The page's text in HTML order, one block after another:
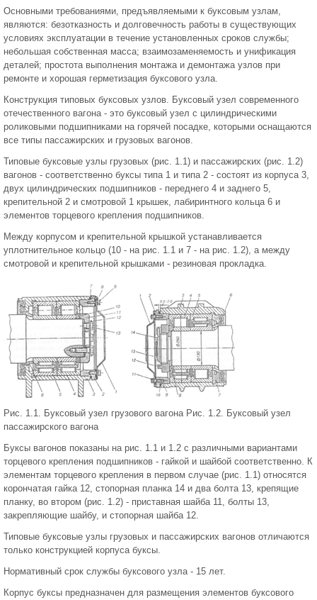
Основными требованиями, предъявляемыми к буксовым узлам,
являются: безотказность и долговечность работы в существующих
условиях эксплуатации в течение установленных сроков службы;
небольшая собственная масса; взаимозаменяемость и унификация
деталей; простота выполнения монтажа и демонтажа узлов при
ремонте и хорошая герметизация буксового узла.
Конструкция типовых буксовых узлов. Буксовый узел современного
отечественного вагона - это буксовый узел с цилиндрическими
роликовыми подшипниками на горячей посадке, которыми оснащаются
все типы пассажирских и грузовых вагонов.
Типовые буксовые узлы грузовых (рис. 1.1) и пассажирских (рис. 1.2)
вагонов - соответственно буксы типа 1 и типа 2 - состоят из корпуса 3,
двух цилиндрических подшипников - переднего 4 и заднего 5,
крепительной 2 и смотровой 1 крышек, лабиринтного кольца 6 и
элементов торцевого крепления подшипников.
Между корпусом и крепительной крышкой устанавливается
уплотнительное кольцо (10 - на рис. 1.1 и 7 - на рис. 1.2), а между
смотровой и крепительной крышками - резиновая прокладка.
Рис. 1.1. Буксовый узел грузового вагона Рис. 1.2. Буксовый узел
пассажирского вагона
Буксы вагонов показаны на рис. 1.1 и 1.2 с различными вариантами
торцевого крепления подшипников - гайкой и шайбой соответственно. К
элементам торцевого крепления в первом случае (рис. 1.1) относятся
корончатая гайка 12, стопорная планка 14 и два болта 13, крепящие
планку, во втором (рис. 1.2) - приставная шайба 11, болты 13,
закрепляющие шайбу, и стопорная шайба 12.
Типовые буксовые узлы грузовых и пассажирских вагонов отличаются
только конструкцией корпуса буксы.
Нормативный срок службы буксового узла - 15 лет.
Корпус буксы предназначен для размещения элементов буксового